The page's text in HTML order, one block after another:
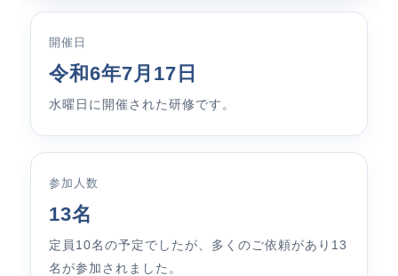
開催日
令和6年7月17日
水曜日に開催された研修です。
参加人数
13名
定員10名の予定でしたが、多くのご依頼があり13
名が参加されました。